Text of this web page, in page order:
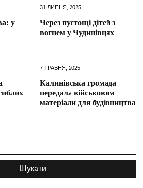
у
31 ЛИПНЯ, 2025
Через пустощі дітей з
вогнем у Чудинівцях
7 ТРАВНЯ, 2025
Калинівська громада
передала військовим
матеріали для будівництва